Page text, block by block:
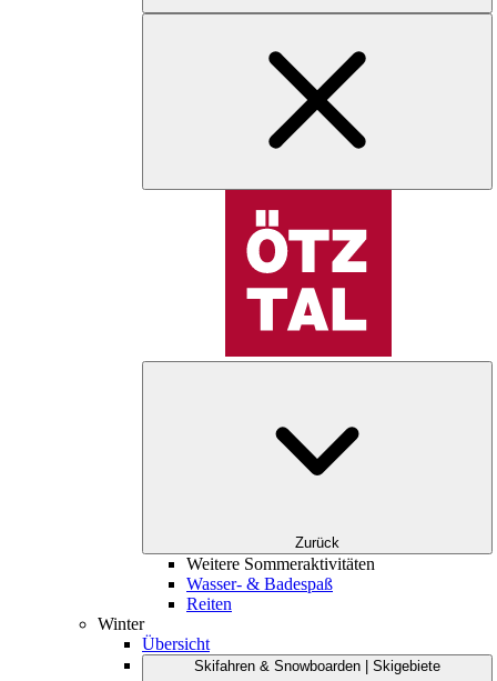
Zurück
Weitere Sommeraktivitäten
Wasser- & Badespaß
Reiten
Winter
Übersicht
Skifahren & Snowboarden | Skigebiete